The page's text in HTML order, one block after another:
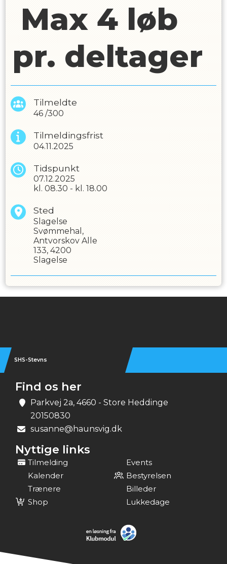
Max 4 løb
pr. deltager
Tilmeldte
46 /300
Tilmeldingsfrist
04.11.2025
Tidspunkt
07.12.2025
kl. 08.30 - kl. 18.00
Sted
Slagelse
Svømmehal,
Antvorskov Alle
133, 4200
Slagelse
SHS-Stevns
Find os her
Parkvej 2a, 4660 - Store Heddinge
20150830
susanne@haunsvig.dk
Nyttige links
Tilmelding
Events
Kalender
Bestyrelsen
Trænere
Billeder
Shop
Lukkedage